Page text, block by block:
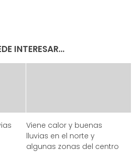
INTERESAR...
Viene calor y buenas
lluvias en el norte y
algunas zonas del centro